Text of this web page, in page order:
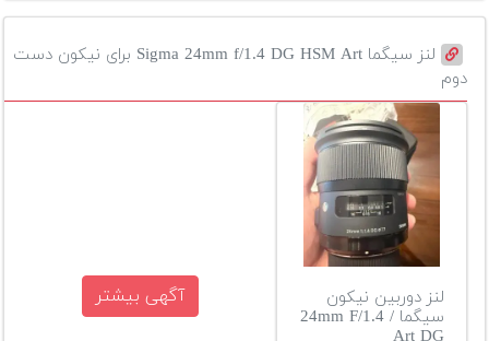
لنز سیگما Sigma 24mm f/1.4 DG HSM Art برای نیکون دست
دوم
لنز دوربین نیکون
سیگما / 24mm F/1.4
آگهی بیشتر